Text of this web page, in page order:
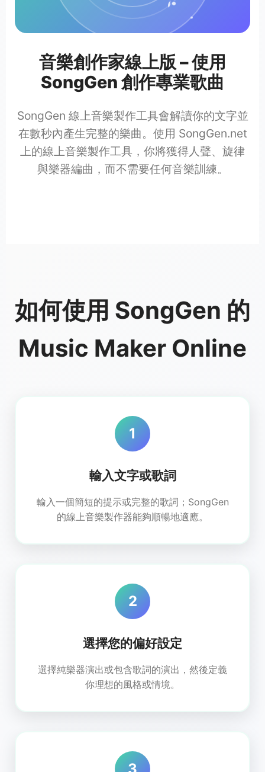
音樂創作家線上版 – 使用
SongGen 創作專業歌曲
SongGen 線上音樂製作工具會解讀你的文字並
在數秒內產生完整的樂曲。使用 SongGen.net
上的線上音樂製作工具，你將獲得人聲、旋律
與樂器編曲，而不需要任何音樂訓練。
如何使用 SongGen 的
Music Maker Online
1
輸入文字或歌詞
輸入一個簡短的提示或完整的歌詞；SongGen
的線上音樂製作器能夠順暢地適應。
2
選擇您的偏好設定
選擇純樂器演出或包含歌詞的演出，然後定義
你理想的風格或情境。
3